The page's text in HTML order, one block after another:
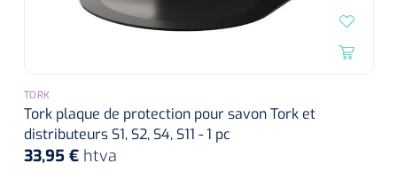
TORK
Tork plaque de protection pour savon Tork et
distributeurs S1, S2, S4, S11 - 1 pc
33,95 € htva